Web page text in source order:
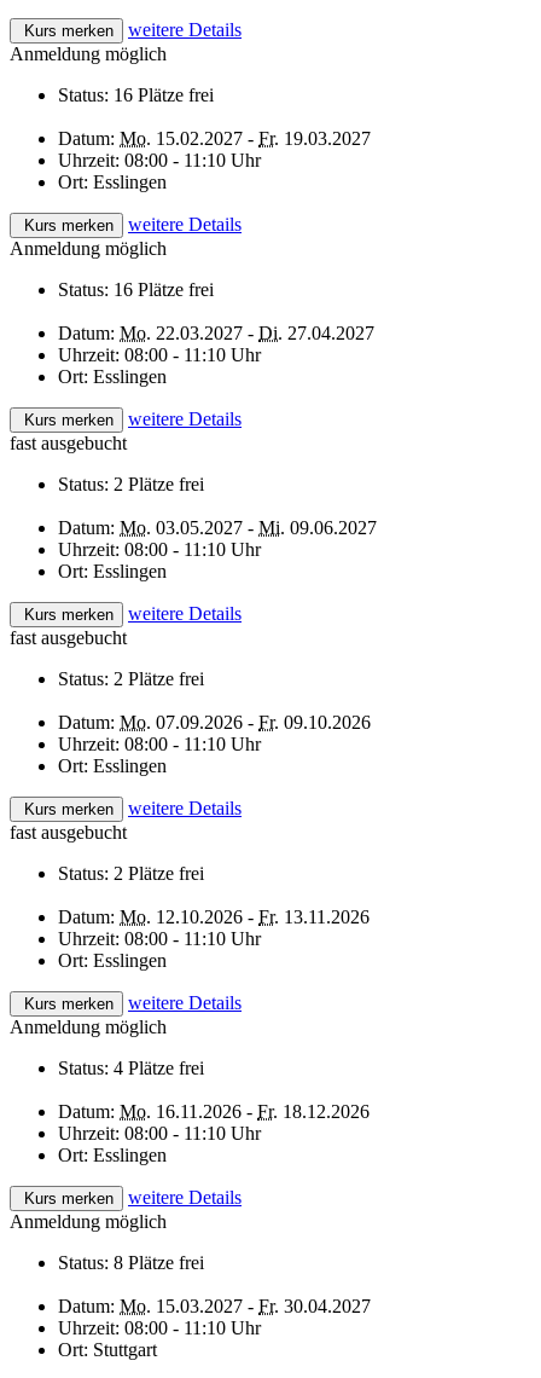
Kurs merken
weitere Details
Anmeldung möglich
Status: 16 Plätze frei
Datum: Mo. 15.02.2027 - Fr. 19.03.2027
Uhrzeit: 08:00 - 11:10 Uhr
Ort: Esslingen
Kurs merken
weitere Details
Anmeldung möglich
Status: 16 Plätze frei
Datum: Mo. 22.03.2027 - Di. 27.04.2027
Uhrzeit: 08:00 - 11:10 Uhr
Ort: Esslingen
Kurs merken
weitere Details
fast ausgebucht
Status: 2 Plätze frei
Datum: Mo. 03.05.2027 - Mi. 09.06.2027
Uhrzeit: 08:00 - 11:10 Uhr
Ort: Esslingen
Kurs merken
weitere Details
fast ausgebucht
Status: 2 Plätze frei
Datum: Mo. 07.09.2026 - Fr. 09.10.2026
Uhrzeit: 08:00 - 11:10 Uhr
Ort: Esslingen
Kurs merken
weitere Details
fast ausgebucht
Status: 2 Plätze frei
Datum: Mo. 12.10.2026 - Fr. 13.11.2026
Uhrzeit: 08:00 - 11:10 Uhr
Ort: Esslingen
Kurs merken
weitere Details
Anmeldung möglich
Status: 4 Plätze frei
Datum: Mo. 16.11.2026 - Fr. 18.12.2026
Uhrzeit: 08:00 - 11:10 Uhr
Ort: Esslingen
Kurs merken
weitere Details
Anmeldung möglich
Status: 8 Plätze frei
Datum: Mo. 15.03.2027 - Fr. 30.04.2027
Uhrzeit: 08:00 - 11:10 Uhr
Ort: Stuttgart